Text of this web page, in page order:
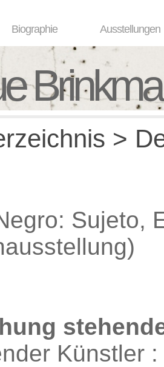
Biographie Ausstellungen
>
Sujeto,
Künstler